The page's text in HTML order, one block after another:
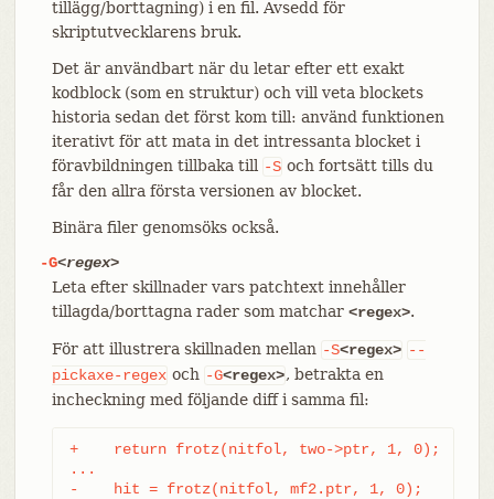
tillägg/borttagning) i en fil. Avsedd för
skriptutvecklarens bruk.
Det är användbart när du letar efter ett exakt
kodblock (som en struktur) och vill veta blockets
historia sedan det först kom till: använd funktionen
iterativt för att mata in det intressanta blocket i
föravbildningen tillbaka till -S och fortsätt tills du
får den allra första versionen av blocket.
Binära filer genomsöks också.
-G<regex>
Leta efter skillnader vars patchtext innehåller
tillagda/borttagna rader som matchar <regex>.
För att illustrera skillnaden mellan -S<regex> --
pickaxe-regex och -G<regex>, betrakta en
incheckning med följande diff i samma fil:
+    return frotz(nitfol, two->ptr, 1, 0);
...
-    hit = frotz(nitfol, mf2.ptr, 1, 0);